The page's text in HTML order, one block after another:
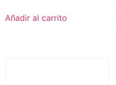
Añadir al carrito